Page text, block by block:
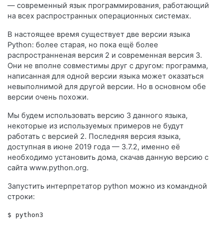
— современный язык программирования, работающий
на всех распространных операционных системах.
В настоящее время существует две версии языка
Python: более старая, но пока ещё более
распространненая версия 2 и современная версия 3.
Они не вполне совместимы друг с другом: программа,
написанная для одной версии языка может оказаться
невыполнимой для другой версии. Но в основном обе
версии очень похожи.
Мы будем использовать версию 3 данного языка,
некоторые из используемых примеров не будут
работать с версией 2. Последняя версия языка,
доступная в июне 2019 года — 3.7.2, именно её
необходимо установить дома, скачав данную версию с
сайта www.python.org.
Запустить интерпретатор python можно из командной
строки:
$ python3